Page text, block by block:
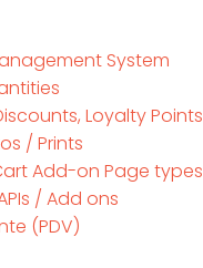
System
Loyalty Points
/ Prints
Add-on Page types
/ Add ons
(PDV)